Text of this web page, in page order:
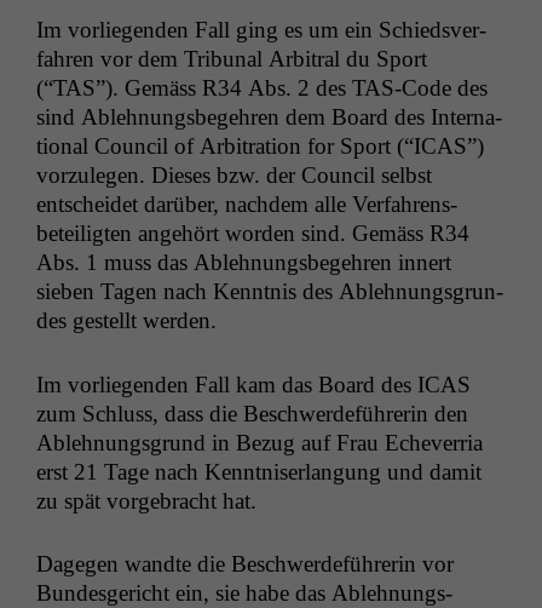
Im vor­liegen­den Fall ging es um ein Schiedsver­
fahren vor dem Tri­bunal Arbi­tral du Sport
(“TAS”). Gemäss R34 Abs. 2 des TAS-Code des
sind Ablehnungs­begehren dem Board des Inter­na­
tion­al Coun­cil of Arbi­tra­tion for Sport (“ICAS”)
vorzule­gen. Dieses bzw. der Coun­cil selb­st
entschei­det darüber, nach­dem alle Ver­fahrens­
beteiligten ange­hört wor­den sind. Gemäss R34
Abs. 1 muss das Ablehnungs­begehren innert
sieben Tagen nach Ken­nt­nis des Ablehnungs­grun­
des gestellt werden.
Im vor­liegen­den Fall kam das Board des ICAS
zum Schluss, dass die Beschw­erde­führerin den
Ablehnungs­grund in Bezug auf Frau Echev­er­ria
erst 21 Tage nach Ken­nt­niser­lan­gung und damit
zu spät vorge­bracht hat.
Dage­gen wandte die Beschw­erde­führerin vor
Bun­des­gericht ein, sie habe das Ablehnungs­